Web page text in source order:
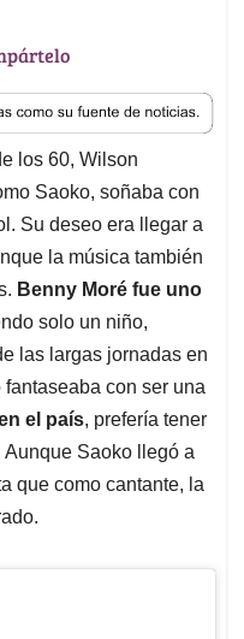
los 60, Wilson
Saoko, soñaba con
Su deseo era llegar a
la música también
Benny Moré fue uno
solo un niño,
las largas jornadas en
con ser una
el país, prefería tener
Saoko llegó a
que como cantante, la